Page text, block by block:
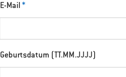
E-Mail *
Geburtsdatum (TT.MM.JJJJ)